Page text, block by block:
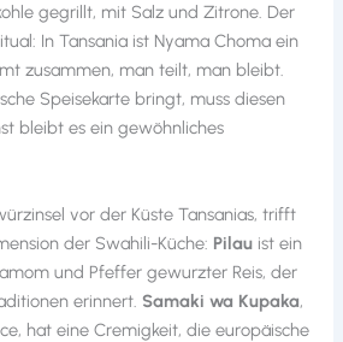
gegrillt, mit Salz und Zitrone. Der
In Tansania ist Nyama Choma ein
zusammen, man teilt, man bleibt.
Speisekarte bringt, muss diesen
bleibt es ein gewöhnliches
vor der Küste Tansanias, trifft
der Swahili-Küche: Pilau ist ein
und Pfeffer gewurzter Reis, der
erinnert.Samaki wa Kupaka,
hat eine Cremigkeit, die europäische